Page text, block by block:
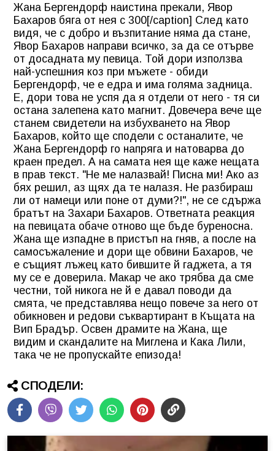
Жана Бергендорф наистина прекали, Явор
Бахаров бяга от нея с 300[/caption] След като
видя, че с добро и възпитание няма да стане,
Явор Бахаров направи всичко, за да се отърве
от досадната му певица. Той дори използва
най-успешния коз при мъжете - обиди
Бергендорф, че е едра и има голяма задница.
Е, дори това не успя да я отдели от него - тя си
остана залепена като магнит. Довечера вече ще
станем свидетели на избухването на Явор
Бахаров, който ще сподели с останалите, че
Жана Бергендорф го напряга и натоварва до
краен предел. А на самата нея ще каже нещата
в прав текст. "Не ме налазвай! Писна ми! Ако аз
бях решил, аз щях да те налазя. Не разбираш
ли от намеци или поне от думи?!", не се сдържа
братът на Захари Бахаров. Ответната реакция
на певицата обаче отново ще бъде буреносна.
Жана ще изпадне в пристъп на гняв, а после на
самосъжаление и дори ще обвини Бахаров, че
е същият лъжец като бившите й гаджета, а тя
му се е доверила. Макар че ако трябва да сме
честни, той никога не й е давал поводи да
смята, че представлява нещо повече за него от
обикновен и редови съквартирант в Къщата на
Вип Брадър. Освен драмите на Жана, ще
видим и скандалите на Миглена и Кака Лили,
така че не пропускайте епизода!
СПОДЕЛИ: